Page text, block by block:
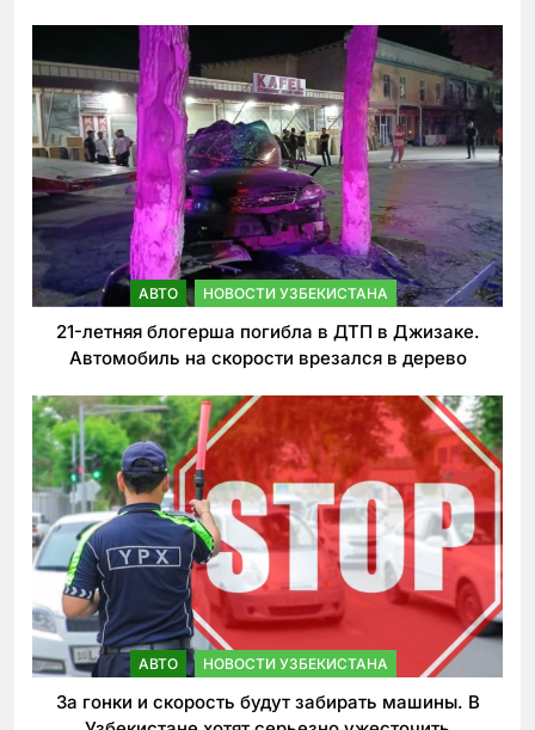
АВТО НОВОСТИ УЗБЕКИСТАНА
21-летняя блогерша погибла в ДТП в Джизаке.
Автомобиль на скорости врезался в дерево
АВТО НОВОСТИ УЗБЕКИСТАНА
За гонки и скорость будут забирать машины. В